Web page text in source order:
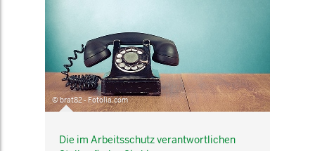
© brat82 - Fotolia.com
Die im Arbeitsschutz verantwortlichen